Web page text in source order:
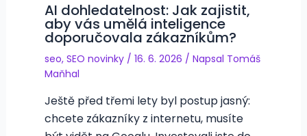
AI dohledatelnost: Jak zajistit,
aby vás umělá inteligence
doporučovala zákazníkům?
seo, SEO novinky/ 16. 6. 2026 / Napsal Tomáš
Maňhal
Ještě před třemi lety byl postup jasný:
chcete zákazníky z internetu, musíte